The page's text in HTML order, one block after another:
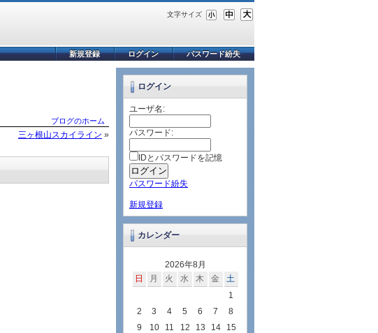
文字サイズ
パスワード紛失
ログイン
新規登録
ブログのホーム
三ヶ根山スカイライン »
ログイン
ユーザ名:
パスワード:
IDとパスワードを記憶
パスワード紛失
新規登録
カレンダー
2026年8月
日
月 火 水 木 金
土
1
2
3 4 5 6 7
8
9
10 11 12 13 14
15